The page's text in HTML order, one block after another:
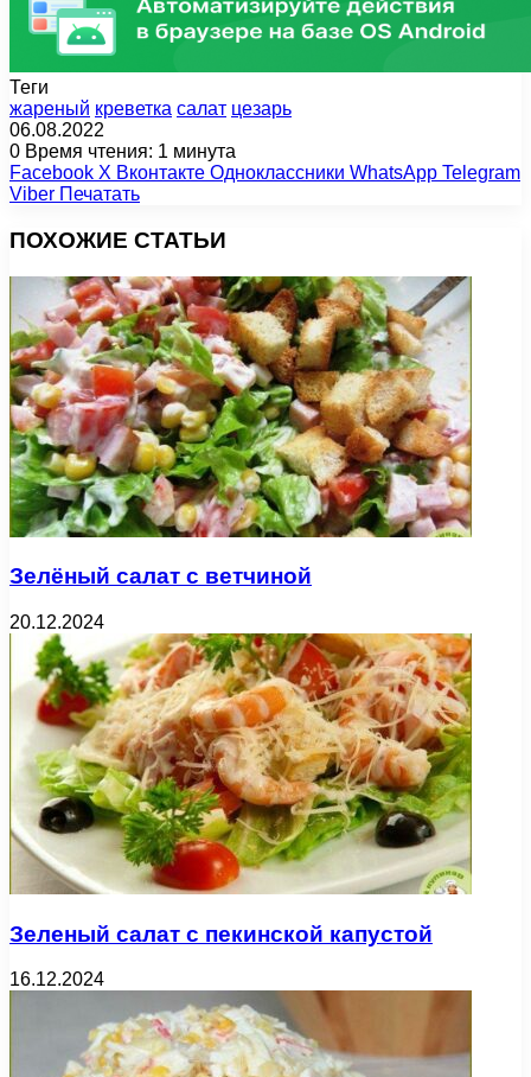
Теги
жареный креветка салат цезарь
06.08.2022
0 Время чтения: 1 минута
Facebook X Вконтакте Одноклассники WhatsApp Telegram
Viber Печатать
ПОХОЖИЕ СТАТЬИ
Зелёный салат с ветчиной
20.12.2024
Зеленый салат с пекинской капустой
16.12.2024